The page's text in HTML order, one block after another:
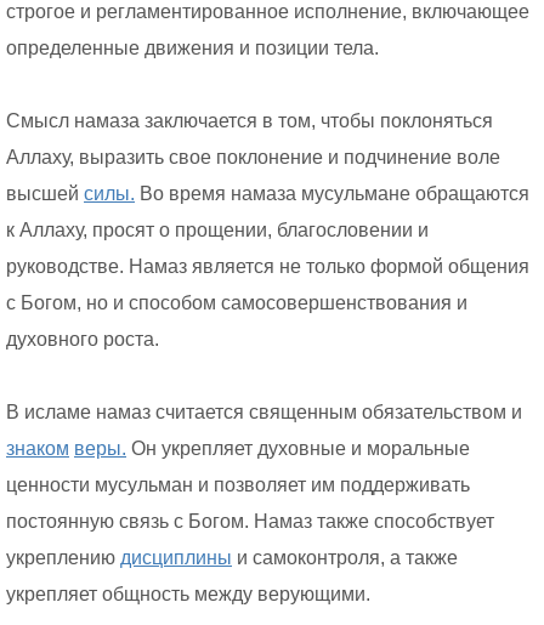
строгое и регламентированное исполнение, включающее
определенные движения и позиции тела.
Смысл намаза заключается в том, чтобы поклоняться
Аллаху, выразить свое поклонение и подчинение воле
высшей силы. Во время намаза мусульмане обращаются
к Аллаху, просят о прощении, благословении и
руководстве. Намаз является не только формой общения
с Богом, но и способом самосовершенствования и
духовного роста.
В исламе намаз считается священным обязательством и
знаком веры. Он укрепляет духовные и моральные
ценности мусульман и позволяет им поддерживать
постоянную связь с Богом. Намаз также способствует
укреплению дисциплины и самоконтроля, а также
укрепляет общность между верующими.